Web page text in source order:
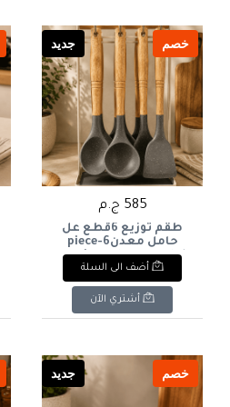
خصم جديد
585 ج.م
طقم توزيع 6قطع عل
حامل معدن6-piece
serving set on a metal
stand
أضف الى السلة
أشتري الآن
خصم جديد